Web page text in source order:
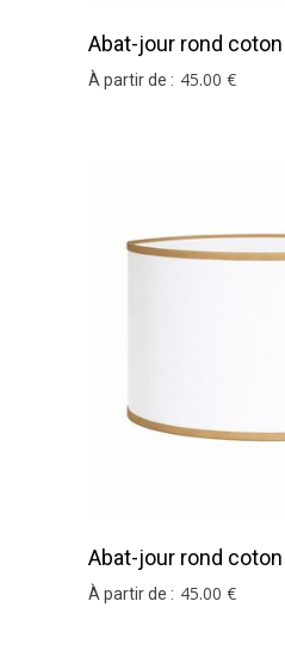
Abat-jour rond
rouge
À partir de : 45.00 €
Abat-jour rond
sable
À partir de : 45.00 €